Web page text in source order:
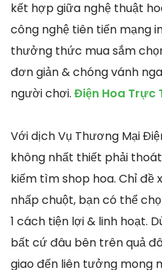
kết hợp giữa nghệ thuật
công nghệ tiên tiến mạng
thưởng thức mua sắm
đơn giản & chóng vánh
người chơi. Điện Hoa Trực
Với dịch Vụ Thương Mại
không nhất thiết phải
kiếm tìm shop hoa. Chỉ
nhấp chuột, bạn có thể
1 cách tiện lợi & linh hoạt.
bất cứ đâu bên trên quả
giao đến liên tưởng mong